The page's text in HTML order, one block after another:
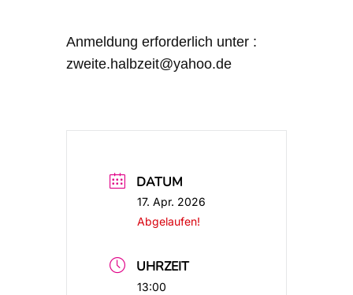
Anmeldung erforderlich unter :
zweite.halbzeit@yahoo.de
DATUM
17. Apr. 2026
Abgelaufen!
UHRZEIT
13:00